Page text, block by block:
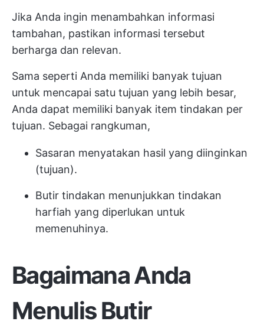
Jika Anda ingin menambahkan informasi
tambahan, pastikan informasi tersebut
berharga dan relevan.
Sama seperti Anda memiliki banyak tujuan
untuk mencapai satu tujuan yang lebih besar,
Anda dapat memiliki banyak item tindakan per
tujuan. Sebagai rangkuman,
Sasaran menyatakan hasil yang diinginkan
(tujuan).
Butir tindakan menunjukkan tindakan
harfiah yang diperlukan untuk
memenuhinya.
Bagaimana Anda
Menulis Butir